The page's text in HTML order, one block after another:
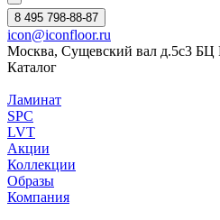
8 495 798-88-87
icon@iconfloor.ru
Москва, Сущевский вал д.5с3 БЦ
Каталог
Ламинат
SPC
LVT
Акции
Коллекции
Образы
Компания